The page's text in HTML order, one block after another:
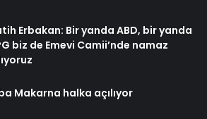
Erbakan: Bir yanda ABD, bir yanda
biz de Emevi Camii’nde namaz
Makarna halka açılıyor